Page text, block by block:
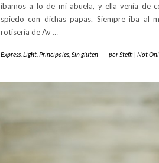
íbamos a lo de mi abuela, y ella venía de
spiedo con dichas papas. Siempre iba al
rotisería de Av …
Express Light Principales Sin gluten - porSteffi | Not